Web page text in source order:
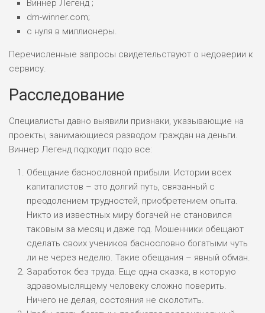
Виннер Легенд ;
dm-winner.com;
с нуля в миллионеры.
Перечисленные запросы свидетельствуют о недоверии к
сервису.
Расследование
Специалисты давно выявили признаки, указывающие на
проекты, занимающиеся разводом граждан на деньги.
Виннер Легенд подходит подо все:
Обещание баснословной прибыли. Истории всех
капиталистов – это долгий путь, связанный с
преодолением трудностей, приобретением опыта.
Никто из известных миру богачей не становился
таковым за месяц и даже год. Мошенники обещают
сделать своих учеников баснословно богатыми чуть
ли не через неделю. Такие обещания – явный обман.
Заработок без труда. Еще одна сказка, в которую
здравомыслящему человеку сложно поверить.
Ничего не делая, состояния не сколотить.